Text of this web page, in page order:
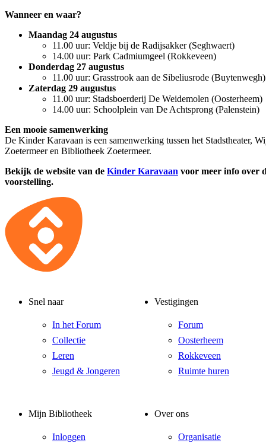
Wanneer en waar?
Maandag 24 augustus
11.00 uur: Veldje bij de Radijsakker (Seghwaert)
14.00 uur: Park Cadmiumgeel (Rokkeveen)
Donderdag 27 augustus
11.00 uur: Grasstrook aan de Sibeliusrode (Buytenwegh)
Zaterdag 29 augustus
11.00 uur: Stadsboerderij De Weidemolen (Oosterheem)
14.00 uur: Schoolplein van De Achtsprong (Palenstein)
Een mooie samenwerking
De Kinder Karavaan is een samenwerking tussen het Stadstheater,
Zoetermeer en Bibliotheek Zoetermeer.
Bekijk de website van de Kinder Karavaan voor meer info over
voorstelling.
Snel naar
In het Forum
Collectie
Leren
Jeugd & Jongeren
Vestigingen
Forum
Oosterheem
Rokkeveen
Ruimte huren
Mijn Bibliotheek
Inloggen
Over ons
Organisatie